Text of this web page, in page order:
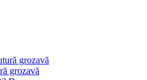
grozavă